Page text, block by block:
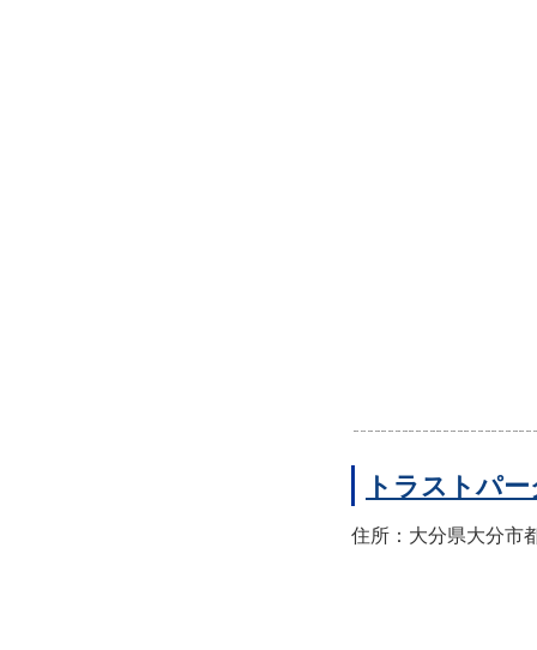
トラストパ
住所：大分県大分市